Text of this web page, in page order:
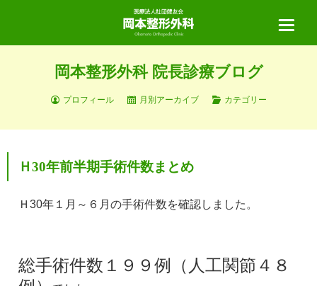
ホーム
当院について
岡本整形外科 院長診療ブログ
プロフィール 月別アーカイブ カテゴリー
Ｈ30年前半期手術件数まとめ
Ｈ30年１月～６月の手術件数を確認しました。
総手術件数１９９例（人工関節４８